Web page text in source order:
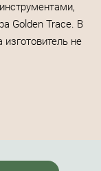
Golden Trace. В
не